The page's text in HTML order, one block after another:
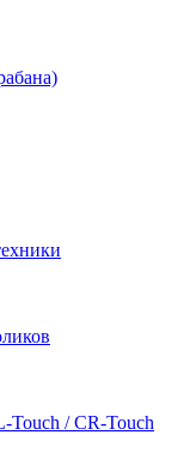
Touch / CR-Touch